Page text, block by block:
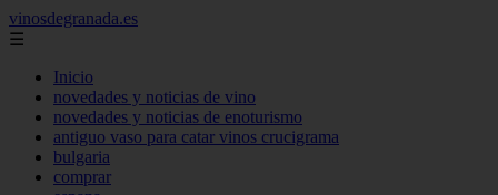
vinosdegranada.es
☰
Inicio
novedades y noticias de vino
novedades y noticias de enoturismo
antiguo vaso para catar vinos crucigrama
bulgaria
comprar